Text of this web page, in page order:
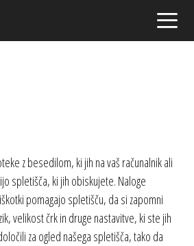
z besedilom, ki jih na vaš računalnik ali
spletišča, ki jih obiskujete. Naloge
pomagajo spletišču, da si zapomni
velikost črk in druge nastavitve, ki ste jih
za ogled našega spletišča, tako da